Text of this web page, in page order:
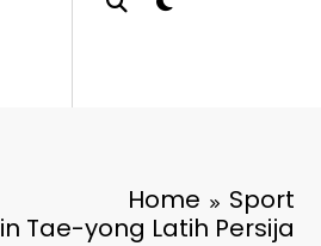
Home
Sport
Tae-yong Latih Persija